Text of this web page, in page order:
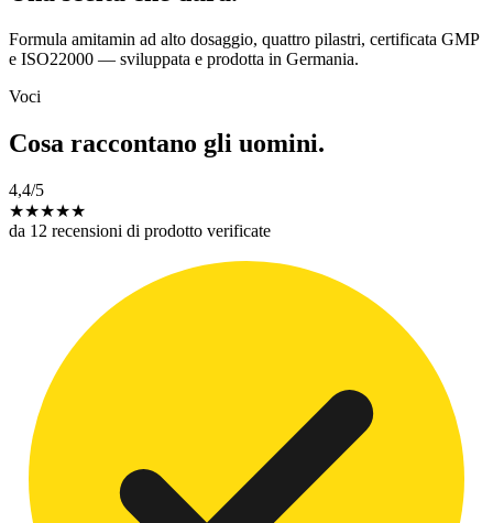
Formula amitamin ad alto dosaggio, quattro pilastri, certificata GMP
e ISO22000 — sviluppata e prodotta in Germania.
Voci
Cosa raccontano gli uomini.
4,4/5
★★★★★
da 12 recensioni di prodotto verificate